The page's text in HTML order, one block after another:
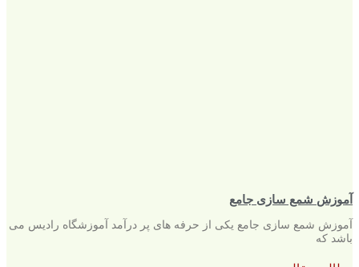
آموزش شمع سازی جامع
آموزش شمع سازی جامع یکی از حرفه های پر درآمد آموزشگاه رادیس می
باشد که